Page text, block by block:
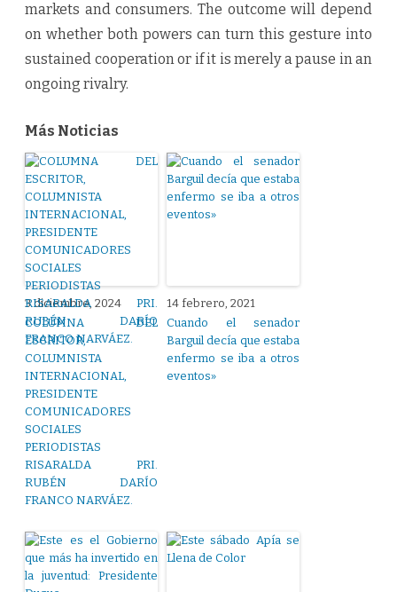
markets and consumers. The outcome will depend
on whether both powers can turn this gesture into
sustained cooperation or if it is merely a pause in an
ongoing rivalry.
Más Noticias
3 diciembre, 2024
COLUMNA DEL
ESCRITOR,
COLUMNISTA
INTERNACIONAL,
PRESIDENTE
COMUNICADORES
SOCIALES
PERIODISTAS
RISARALDA PRI.
RUBÉN DARÍO
FRANCO NARVÁEZ.
14 febrero, 2021
Cuando el senador
Barguil decía que estaba
enfermo se iba a otros
eventos»